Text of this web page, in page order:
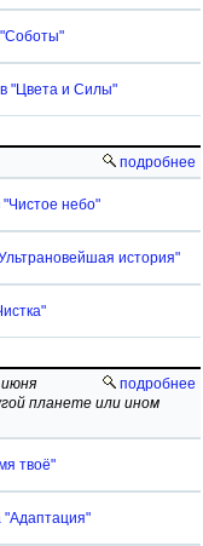
"Цвета и Силы"
подробнее
небо"
история"
подробнее
июня
планете или ином
твоё"
"Адаптация"